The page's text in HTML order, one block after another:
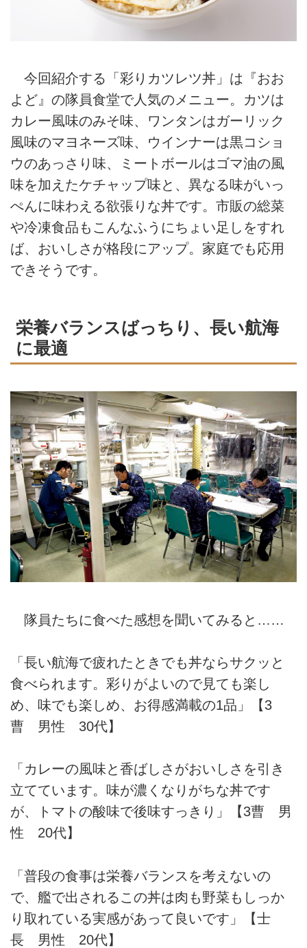
今回紹介する「彩りカツレツ丼」は『おお
よど』の隊員食堂で人気のメニュー。カツは
カレー風味のみそ味、ワンタンはガーリック
風味のマヨネーズ味、ウインナーは黒コショ
ウのあっさり味、ミートボールはゴマ油の風
味を加えたケチャップ味と、異なる味がいっ
ぺんに味わえる欲張りな丼です。市販の総菜
や冷凍食品もこんなふうにちょい足しをすれ
ば、おいしさが格段にアップ。家庭でも応用
できそうです。
栄養バランスばっちり、長い航海
に最適
隊員たちに食べた感想を聞いてみると……
「長い航海で疲れたときでも丼ならサクッと
食べられます。彩りがよいので見ても楽し
め、味でも楽しめ、お得感満載の1品」【3
曹 男性 30代】
「カレーの風味と香ばしさがおいしさを引き
立てています。味が濃くなりがちな丼です
が、トマトの酸味で後味すっきり」【3曹 男
性 20代】
「普段の食事は栄養バランスを考えないの
で、艦で出されるこの丼は肉も野菜もしっか
り取れている実感があって良いです」【士
長 男性 20代】